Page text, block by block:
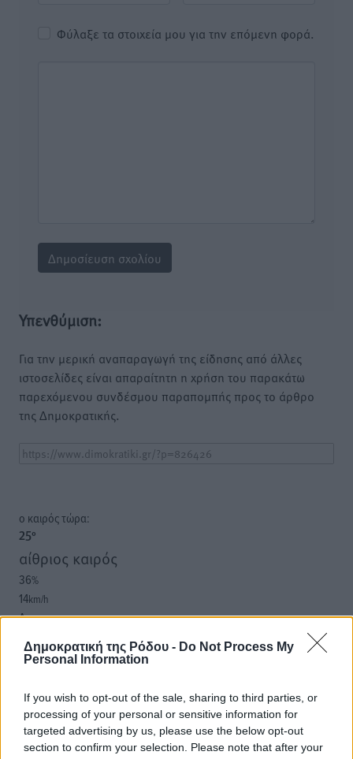
Δημοκρατική της Ρόδου - Do Not Process My
Personal Information
If you wish to opt-out of the sale, sharing to third parties, or
processing of your personal or sensitive information for
targeted advertising by us, please use the below opt-out
section to confirm your selection. Please note that after your
Φύλαξε τα στοιχεία μου για την επόμενη φορά.
Υπενθύμιση:
Για την μερική αναπαραγωγή της είδησης από άλλες
ιστοσελίδες είναι απαραίτητη η χρήση του παρακάτω
παρεχόμενου συνδέσμου παραπομπής προς το άρθρο
της Δημοκρατικής.
o καιρός τώρα:
25°
αίθριος καιρός
36%
14km/h
Δ
06:17
πρόγνωση:
31°
ΣΑ
28°